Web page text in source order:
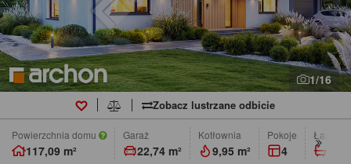
1/16
Zobacz lustrzane odbicie
Powierzchnia domu
117,09 m²
Garaż
22,74 m²
Kotłownia
9,95 m²
pokoje
4